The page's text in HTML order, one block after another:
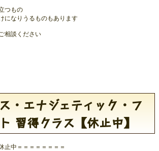
つもの
になりうるものもあります
相談ください
エナジェティック・フ
習得クラス【休止中】
止中＝＝＝＝＝＝＝＝